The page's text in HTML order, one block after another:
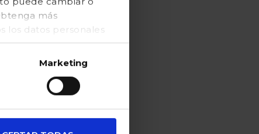
más
los datos personales
Marketing
una tira